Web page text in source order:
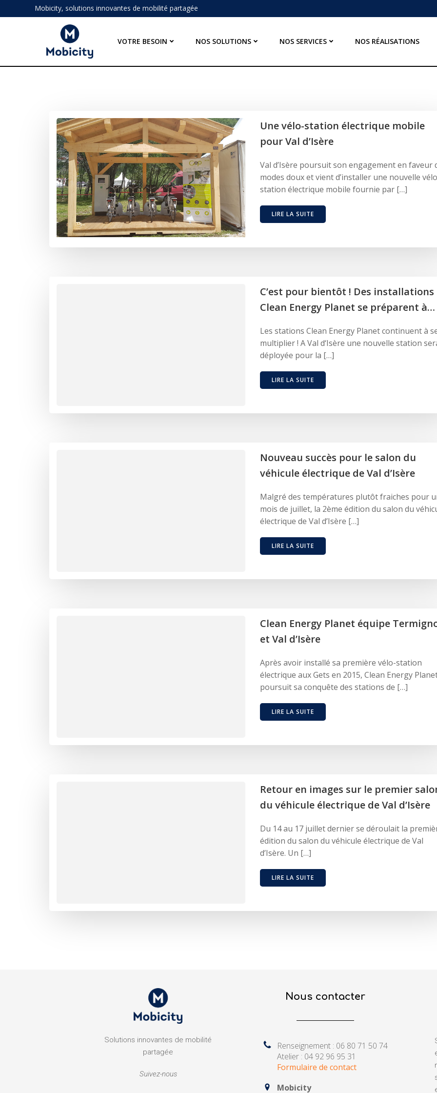
au
Mobicity, solutions innovantes de mobilité partagée
VOTRE BESOIN NOS SOLUTIONS NOS SERVICES NOS RÉALISATIONS
Une vélo-station électrique mobile
pour Val d’Isère
Val d’Isère poursuit son engagement en faveur
modes doux et vient d’installer une nouvelle
station électrique mobile fournie par […]
LIRE LA SUITE
C’est pour bientôt ! Des installations
Clean Energy Planet se préparent à…
Les stations Clean Energy Planet continuent à
multiplier ! A Val d‘Isère une nouvelle station
déployée pour la […]
LIRE LA SUITE
Nouveau succès pour le salon du
véhicule électrique de Val d’Isère
Malgré des températures plutôt fraiches pour
mois de juillet, la 2ème édition du salon du
électrique de Val d’Isère […]
LIRE LA SUITE
Clean Energy Planet équipe
et Val d’Isère
Après avoir installé sa première vélo-station
électrique aux Gets en 2015, Clean Energy
poursuit sa conquête des stations de […]
LIRE LA SUITE
Retour en images sur le premier
du véhicule électrique de Val d’Isère
Du 14 au 17 juillet dernier se déroulait la
édition du salon du véhicule électrique de Val
d’Isère. Un […]
LIRE LA SUITE
Solutions innovantes de mobilité
partagée
Suivez-nous
Nous contacter
Renseignement : 06 80 71 50 74
Atelier : 04 92 96 95 31
Formulaire de contact
Mobicity